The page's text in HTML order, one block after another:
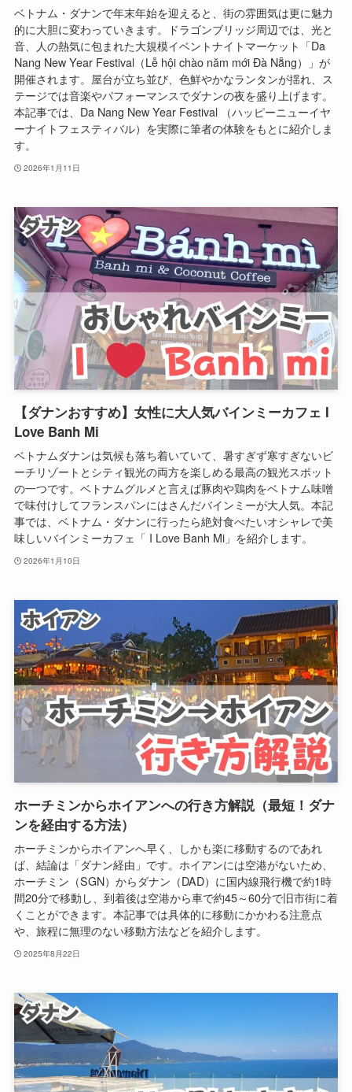
ベトナム・ダナンで年末年始を迎えると、街の雰囲気は更に魅力
的に大胆に変わっていきます。ドラゴンブリッジ周辺では、光と
音、人の熱気に包まれた大規模イベントナイトマーケット「Da
Nang New Year Festival（Lễ hội chào năm mới Đà Nẵng）」が
開催されます。屋台が立ち並び、色鮮やかなランタンが揺れ、ス
テージでは音楽やパフォーマンスでダナンの夜を盛り上げます。
本記事では、Da Nang New Year Festival （ハッピーニューイヤ
ーナイトフェスティバル）を実際に筆者の体験をもとに紹介しま
す。
2026年1月11日
【ダナンおすすめ】女性に大人気バインミーカフェ I
Love Banh Mi
ベトナムダナンは気候も落ち着いていて、暑すぎず寒すぎないビ
ーチリゾートとシティ観光の両方を楽しめる最高の観光スポット
の一つです。ベトナムグルメと言えば豚肉や鶏肉をベトナム味噌
で味付けしてフランスパンにはさんだバインミーが大人気。本記
事では、ベトナム・ダナンに行ったら絶対食べたいオシャレで美
味しいバインミーカフェ「 I Love Banh Mi」を紹介します。
2026年1月10日
ホーチミンからホイアンへの行き方解説（最短！ダナ
ンを経由する方法）
ホーチミンからホイアンへ早く、しかも楽に移動するのであれ
ば、結論は「ダナン経由」です。ホイアンには空港がないため、
ホーチミン（SGN）からダナン（DAD）に国内線飛行機で約1時
間20分で移動し、到着後は空港から車で約45～60分で旧市街に着
くことができます。本記事では具体的に移動にかかわる注意点
や、旅程に無理のない移動方法などを紹介します。
2025年8月22日